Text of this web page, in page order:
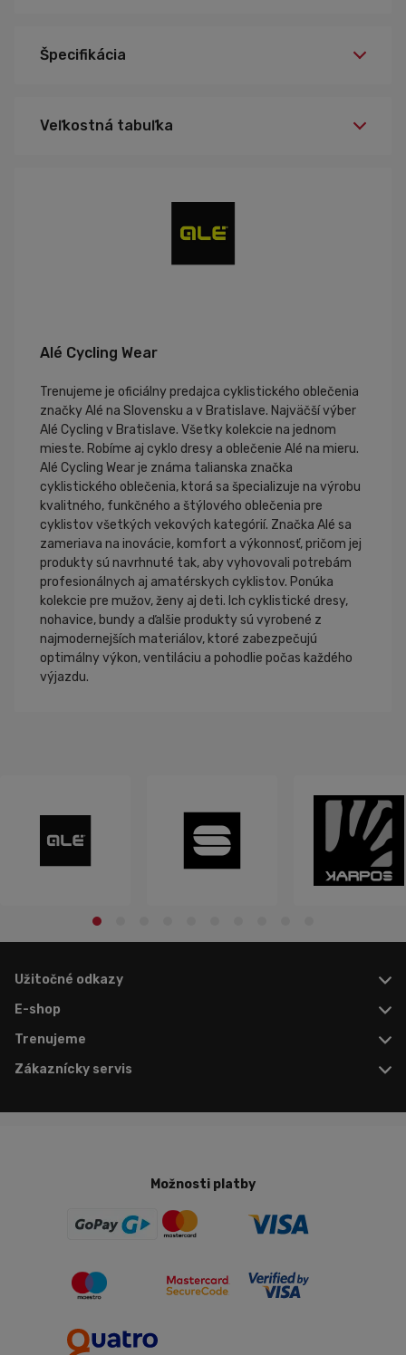
Špecifikácia
Veľkostná tabuľka
Alé Cycling Wear
Trenujeme je oficiálny predajca cyklistického oblečenia
značky Alé na Slovensku a v Bratislave. Najväčší výber
Alé Cycling v Bratislave. Všetky kolekcie na jednom
mieste. Robíme aj cyklo dresy a oblečenie Alé na mieru.
Alé Cycling Wear je známa talianska značka
cyklistického oblečenia, ktorá sa špecializuje na výrobu
kvalitného, funkčného a štýlového oblečenia pre
cyklistov všetkých vekových kategórií. Značka Alé sa
zameriava na inovácie, komfort a výkonnosť, pričom jej
produkty sú navrhnuté tak, aby vyhovovali potrebám
profesionálnych aj amatérskych cyklistov. Ponúka
kolekcie pre mužov, ženy aj deti. Ich cyklistické dresy,
nohavice, bundy a ďalšie produkty sú vyrobené z
najmodernejších materiálov, ktoré zabezpečujú
optimálny výkon, ventiláciu a pohodlie počas každého
výjazdu.
Užitočné odkazy
E-shop
Trenujeme
Zákaznícky servis
Možnosti platby